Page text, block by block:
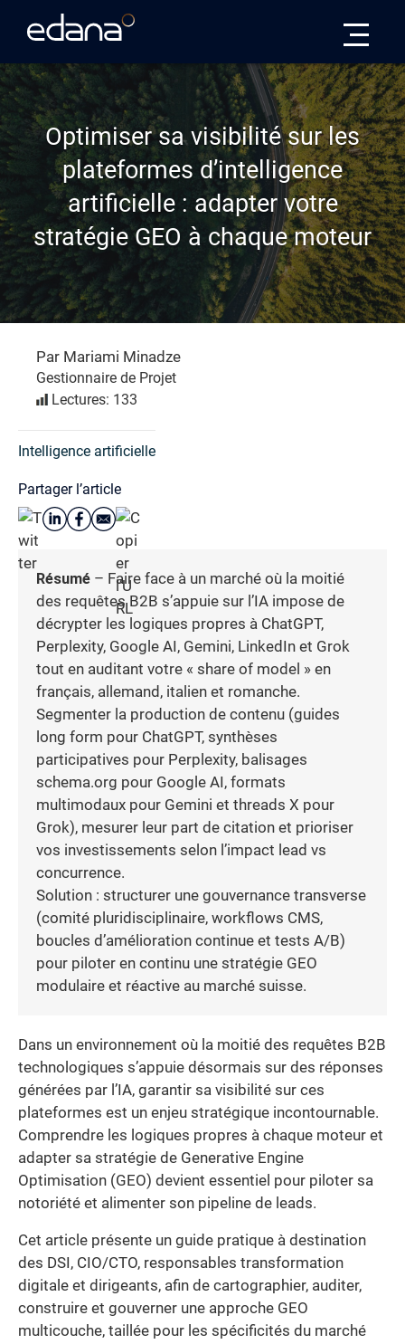
Optimiser sa visibilité sur les
plateformes d’intelligence
artificielle : adapter votre
stratégie GEO à chaque moteur
Par Mariami Minadze
Gestionnaire de Projet
Lectures: 133
Intelligence artificielle
Partager l’article
Résumé – Faire face à un marché où la moitié
des requêtes B2B s’appuie sur l’IA impose de
décrypter les logiques propres à ChatGPT,
Perplexity, Google AI, Gemini, LinkedIn et Grok
tout en auditant votre « share of model » en
français, allemand, italien et romanche.
Segmenter la production de contenu (guides
long form pour ChatGPT, synthèses
participatives pour Perplexity, balisages
schema.org pour Google AI, formats
multimodaux pour Gemini et threads X pour
Grok), mesurer leur part de citation et prioriser
vos investissements selon l’impact lead vs
concurrence.
Solution : structurer une gouvernance transverse
(comité pluridisciplinaire, workflows CMS,
boucles d’amélioration continue et tests A/B)
pour piloter en continu une stratégie GEO
modulaire et réactive au marché suisse.
Dans un environnement où la moitié des requêtes B2B
technologiques s’appuie désormais sur des réponses
générées par l’IA, garantir sa visibilité sur ces
plateformes est un enjeu stratégique incontournable.
Comprendre les logiques propres à chaque moteur et
adapter sa stratégie de Generative Engine
Optimisation (GEO) devient essentiel pour piloter sa
notoriété et alimenter son pipeline de leads.
Cet article présente un guide pratique à destination
des DSI, CIO/CTO, responsables transformation
digitale et dirigeants, afin de cartographier, auditer,
construire et gouverner une approche GEO
multicouche, taillée pour les spécificités du marché